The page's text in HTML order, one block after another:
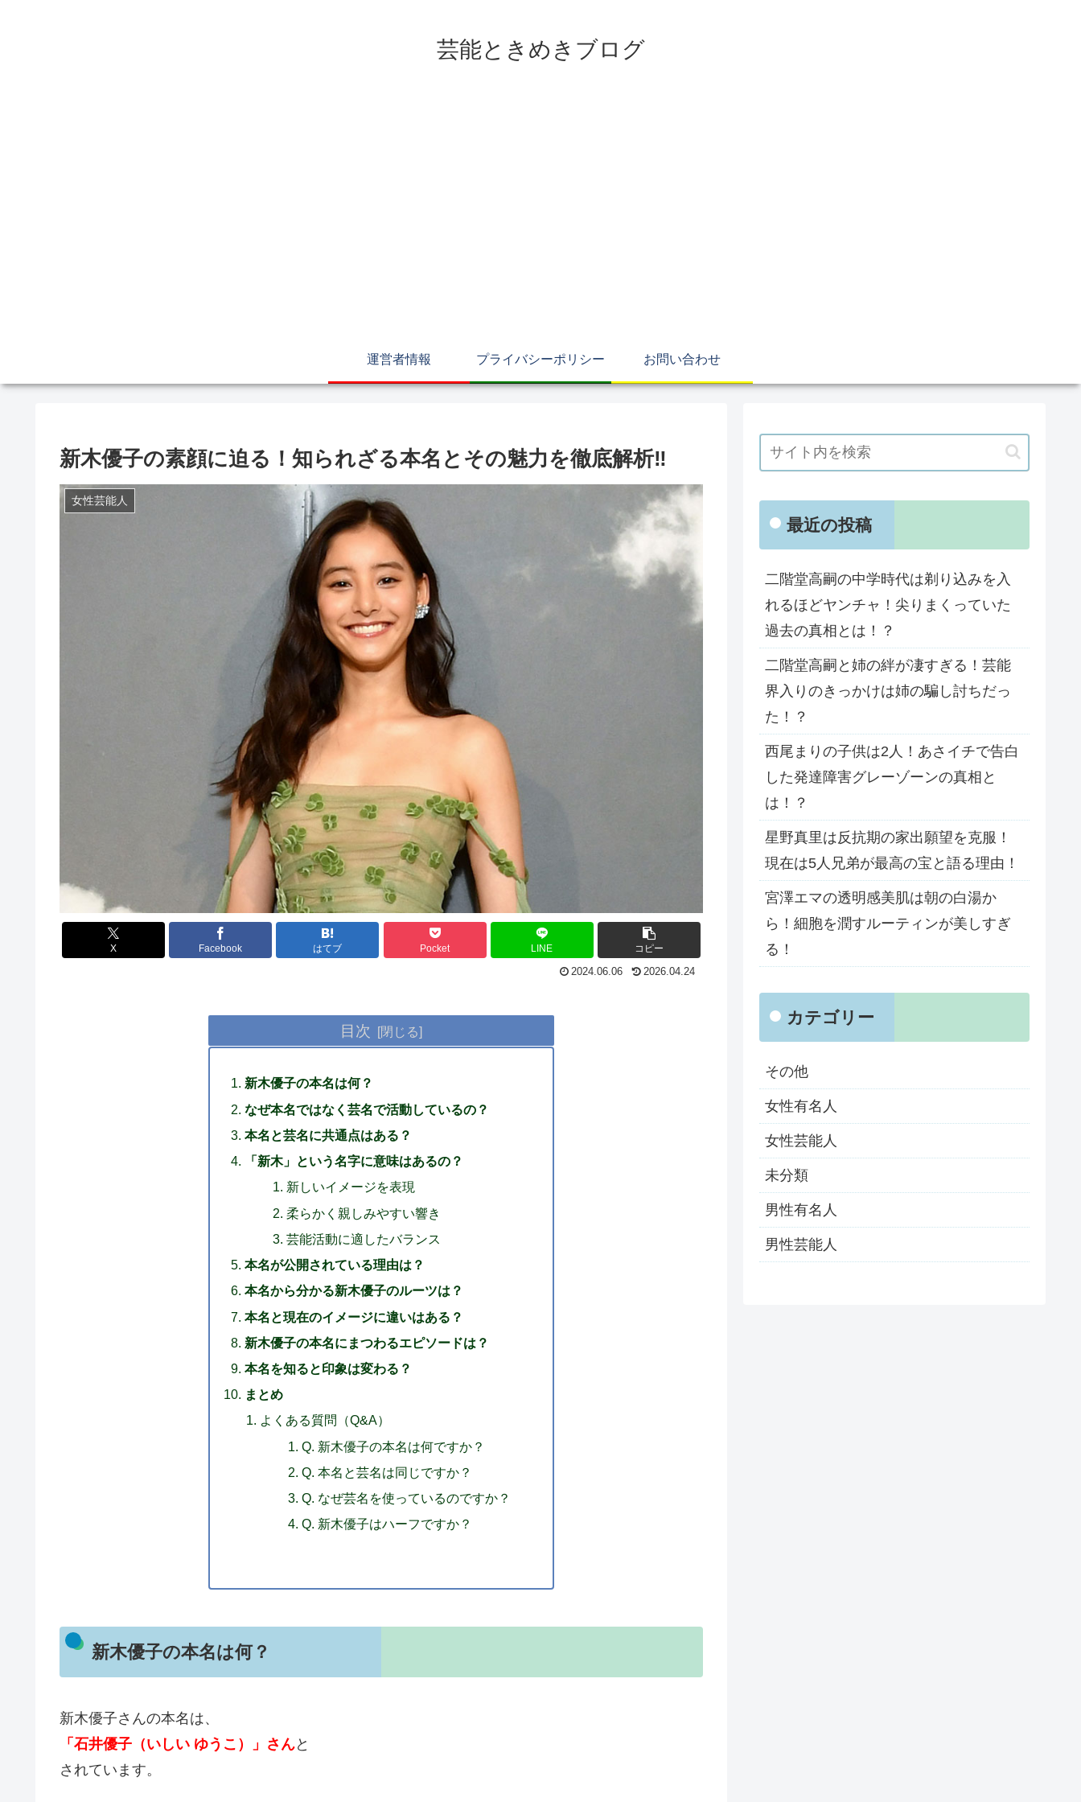
芸能ときめきブログ
運営者情報 プライバシーポリシー お問い合わせ
新木優子の素顔に迫る！知られざる本名とその魅力を徹底解析‼
女性芸能人
X Facebook はてブ Pocket LINE コピー
2024.06.06 2026.04.24
目次
新木優子の本名は何？
なぜ本名ではなく芸名で活動しているの？
本名と芸名に共通点はある？
「新木」という名字に意味はあるの？
新しいイメージを表現
柔らかく親しみやすい響き
芸能活動に適したバランス
本名が公開されている理由は？
本名から分かる新木優子のルーツは？
本名と現在のイメージに違いはある？
新木優子の本名にまつわるエピソードは？
本名を知ると印象は変わる？
まとめ
よくある質問（Q&A）
Q. 新木優子の本名は何ですか？
Q. 本名と芸名は同じですか？
Q. なぜ芸名を使っているのですか？
Q. 新木優子はハーフですか？
新木優子の本名は何？
新木優子さんの本名は、
「石井優子（いしい ゆうこ）」さんと
されています。
最近の投稿
二階堂高嗣の中学時代は剃り込みを入
れるほどヤンチャ！尖りまくっていた
過去の真相とは！？
二階堂高嗣と姉の絆が凄すぎる！芸能
界入りのきっかけは姉の騙し討ちだっ
た！？
西尾まりの子供は2人！あさイチで告白
した発達障害グレーゾーンの真相と
は！？
星野真里は反抗期の家出願望を克服！
現在は5人兄弟が最高の宝と語る理由！
宮澤エマの透明感美肌は朝の白湯か
ら！細胞を潤すルーティンが美しすぎ
る！
カテゴリー
その他
女性有名人
女性芸能人
未分類
男性有名人
男性芸能人